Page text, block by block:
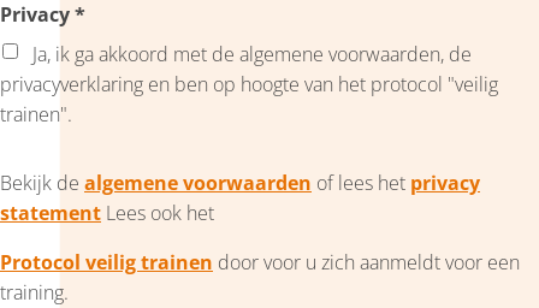
Privacy*
Ja, ik ga akkoord met de algemene voorwaarden, de
privacyverklaring en ben op hoogte van het protocol "veilig
trainen".
Bekijk de algemene voorwaarden of lees het privacy
statement Lees ook het
Protocol veilig trainen door voor u zich aanmeldt voor een
training.